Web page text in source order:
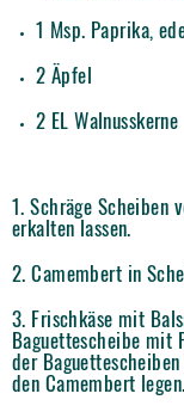
1 Msp. Paprika,
2 Äpfel
2 EL Walnusskerne
1. Schräge Scheiben
erkalten lassen.
2. Camembert in
3. Frischkäse mit
Baguettescheibe mit
der
den Camembert legen.